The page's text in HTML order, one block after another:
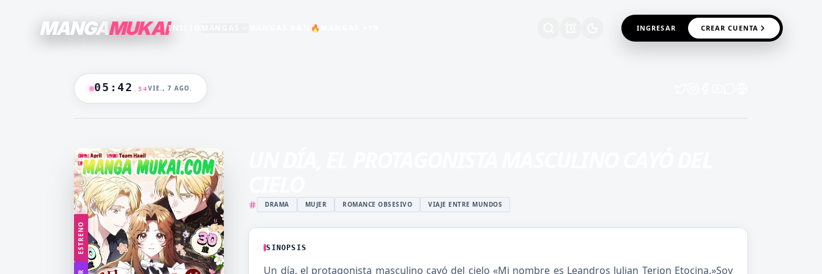
MANGAMUKAIINICIO
TODO EL CATALOGO
BLANCO & NEGRO
CATALOGO
ANIME
FANTASÍA
HENTAI
MADRASTRA MADRE MAGIA
MANGA AKARI
YAKUIN
MANGA ISTUKI
MANGA JUVENIL DE
MANGA PARA
ADULTOS
LV99
MANHWA
🔥 INGRESAR CREAR CUENTA
05 :42 55 VIE., 7 AGO.
ESTRENO
DRAMA MUJER ROMANCE OBSESIVO VIAJE ENTRE MUNDOS
SINOPSIS
Un día, el protagonista masculino cayó del cielo «Mi nombre es Leandros Julian Terion Etocina.»Soy